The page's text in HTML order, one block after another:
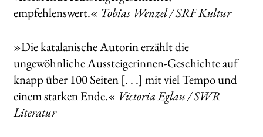
empfehlenswert.« Tobias Wenzel / SRF Kultur
»Die katalanische Autorin erzählt die
ungewöhnliche Aussteigerinnen-Geschichte auf
knapp über 100 Seiten [. . .] mit viel Tempo und
einem starken Ende.« Victoria Eglau / SWR
Literatur